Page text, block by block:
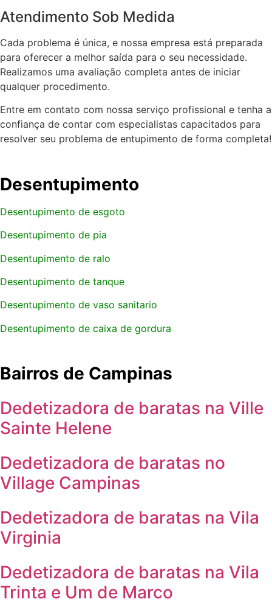
Atendimento Sob Medida
Cada problema é única, e nossa empresa está preparada
para oferecer a melhor saída para o seu necessidade.
Realizamos uma avaliação completa antes de iniciar
qualquer procedimento.
Entre em contato com nossa serviço profissional e tenha a
confiança de contar com especialistas capacitados para
resolver seu problema de entupimento de forma completa!
Desentupimento
Desentupimento de esgoto
Desentupimento de pia
Desentupimento de ralo
Desentupimento de tanque
Desentupimento de vaso sanitario
Desentupimento de caixa de gordura
Bairros de Campinas
Dedetizadora de baratas na Ville
Sainte Helene
Dedetizadora de baratas no
Village Campinas
Dedetizadora de baratas na Vila
Virginia
Dedetizadora de baratas na Vila
Trinta e Um de Marco